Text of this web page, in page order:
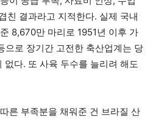
친 결과라고 지적한다. 실제 국내
8,670만 마리로 1951년 이후 가
으로 장기간 고전한 축산업계는 당
없다. 또 사육 두수를 늘리려 해도
른 부족분을 채워준 건 브라질 산